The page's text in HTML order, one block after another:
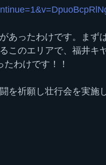
あったわけです。まず
このエリアで、福井キ
わけです！！
を祈願し壮行会を実施